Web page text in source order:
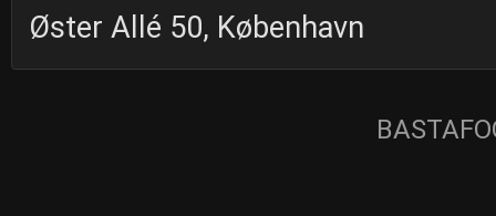
Øster Allé 50, København